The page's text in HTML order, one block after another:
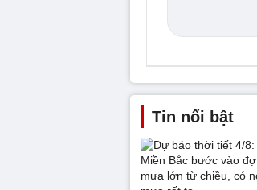
Tin nổi bật